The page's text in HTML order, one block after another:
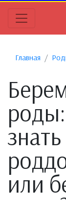
Главная
или